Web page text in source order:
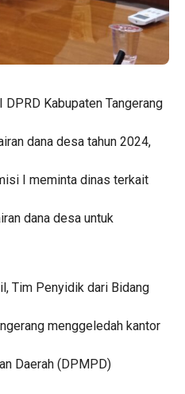
DPRD Kabupaten Tangerang
dana desa tahun 2024,
I meminta dinas terkait
dana desa untuk
Tim Penyidik dari Bidang
menggeledah kantor
Daerah (DPMPD)